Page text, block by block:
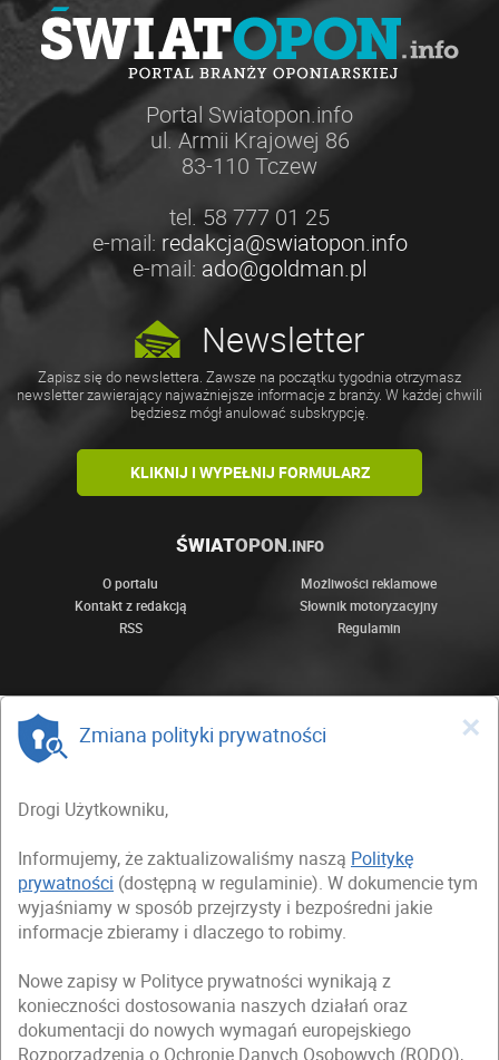
Portal Swiatopon.info
ul. Armii Krajowej 86
83-110 Tczew
tel. 58 777 01 25
e-mail: redakcja@swiatopon.info
e-mail: ado@goldman.pl
Newsletter
Zapisz się do newslettera. Zawsze na początku tygodnia otrzymasz
newsletter zawierający najważniejsze informacje z branży. W każdej chwili
będziesz mógł anulować subskrypcję.
KLIKNIJ I WYPEŁNIJ FORMULARZ
ŚWIATOPON.INFO
O portalu
Możliwości reklamowe
Kontakt z redakcją
Słownik motoryzacyjny
RSS
Regulamin
×
Zmiana polityki prywatności
Drogi Użytkowniku,
Informujemy, że zaktualizowaliśmy naszą Politykę
prywatności (dostępną w regulaminie). W dokumencie tym
wyjaśniamy w sposób przejrzysty i bezpośredni jakie
informacje zbieramy i dlaczego to robimy.
Nowe zapisy w Polityce prywatności wynikają z
konieczności dostosowania naszych działań oraz
dokumentacji do nowych wymagań europejskiego
Rozporządzenia o Ochronie Danych Osobowych (RODO),